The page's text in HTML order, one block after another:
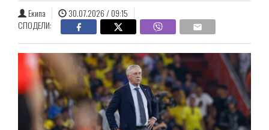
Екипа
30.07.2026 / 09:15
СПОДЕЛИ: